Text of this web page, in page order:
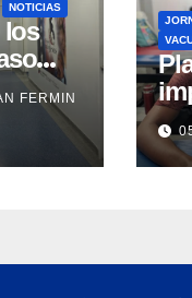
NOTICIAS
los
los
FERMIN